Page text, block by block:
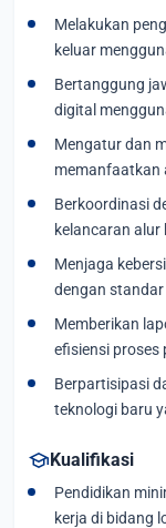
Melakukan
keluar
Bertanggung
digital
Mengatur dan
memanfaatkan
Berkoordinasi
kelancaran alur
Menjaga
dengan standar
Memberikan
efisiensi proses
Berpartisipasi
teknologi baru
schoolKualifikasi
Pendidikan
kerja di bidang